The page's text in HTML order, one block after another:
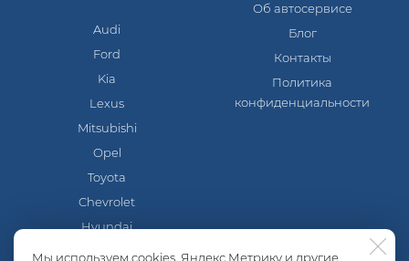
Мы используем cookies, Яндекс.Метрику и другие
Audi
Ford
Kia
Lexus
Mitsubishi
Opel
Toyota
Chevrolet
Hyundai
Об автосервисе
Блог
Контакты
Политика
конфиденциальности